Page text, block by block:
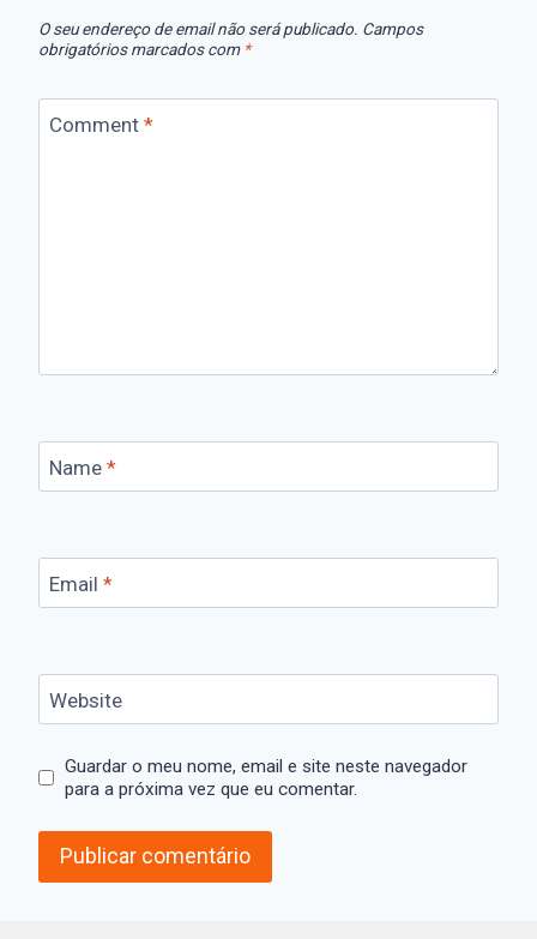
O seu endereço de email não será publicado. Campos
obrigatórios marcados com *
Comment *
Name *
Email *
Website
Guardar o meu nome, email e site neste navegador
para a próxima vez que eu comentar.